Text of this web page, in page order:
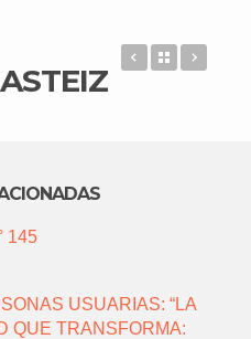
2018: AÑO
Back to
145
USUARIAS: “LA
QUE TRANSFORMA: